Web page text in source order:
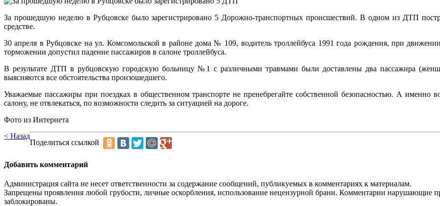
За прошедшую неделю в Рубцовске было зарегистрировано 5 Дорожно-транспортных происшествий. В одном из ДТП
средстве.
30 апреля в Рубцовске на ул. Комсомольской в районе дома № 109, водитель троллейбуса 1991 года рождения, при
торможении допустил падение пассажиров в салоне троллейбуса.
В результате ДТП в рубцовскую городскую больницу №1 с различными травмами были доставлены два пассажира
выясняются все обстоятельства произошедшего.
Уважаемые пассажиры при поездках в общественном транспорте не пренебрегайте собственной безопасностью. А именно
салону, не отвлекаться, по возможности следить за ситуацией на дороге.
Фото из Интернета
< Назад
Поделиться ссылкой
Добавить комментарий
Администрация сайта не несет ответственности за содержание сообщений, публикуемых в комментариях к материалам.
Запрещены проявления любой грубости, личные оскорбления, использование нецензурной брани. Комментарии нарушающие
заблокированы.